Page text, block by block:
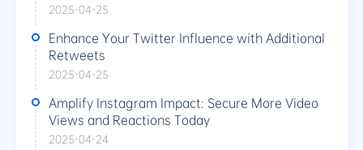
2025-04-25
Enhance Your Twitter Influence with Additional
Retweets
2025-04-25
Amplify Instagram Impact: Secure More Video
Views and Reactions Today
2025-04-24